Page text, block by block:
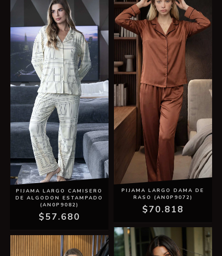
PIJAMA LARGO CAMISERO
DE ALGODON ESTAMPADO
(AN0P9082)
$57.680
PIJAMA LARGO DAMA DE
RASO (AN0P9072)
$70.818